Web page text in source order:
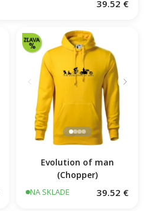
39.52 €
Evolution of man
(Chopper)
NA SKLADE 39.52 €